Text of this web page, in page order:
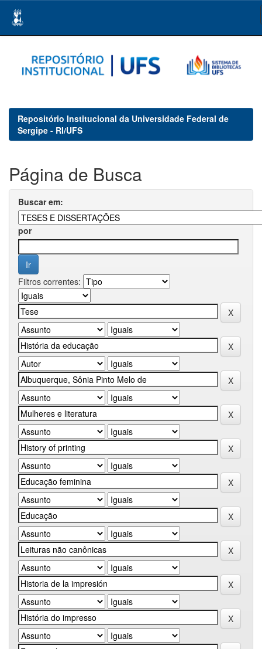
navigation
Repositório Institucional da Universidade Federal de
Sergipe - RI/UFS
Página de Busca
Buscar em:
por
Filtros correntes: